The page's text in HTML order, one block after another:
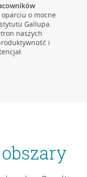
o mocne
Gallupa.
naszych
i